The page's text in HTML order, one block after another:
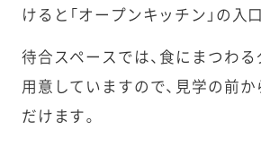
けると「オープンキッチン」の入
待合スペースでは、食にまつわ
用意していますので、見学の前
だけます。